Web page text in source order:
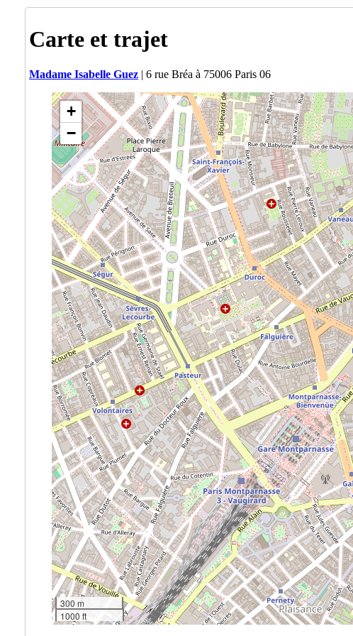
Carte et trajet
Madame Isabelle Guez | 6 rue Bréa à 75006 Paris 06
+
−
300 m
1000 ft